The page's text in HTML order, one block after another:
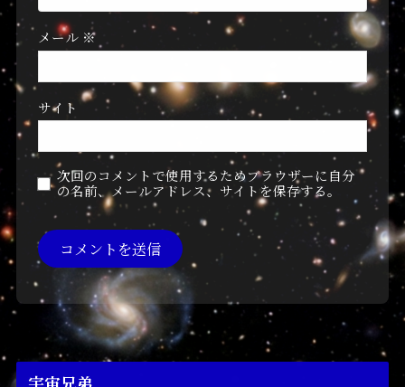
メール ※
サイト
次回のコメントで使用するためブラウザーに自分
の名前、メールアドレス、サイトを保存する。